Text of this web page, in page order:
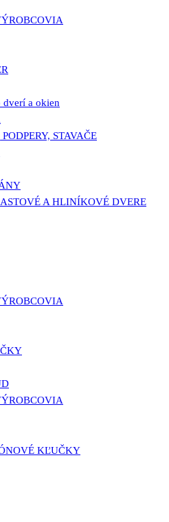
a okien
STAVAČE
A HLINÍKOVÉ DVERE
KĽUČKY